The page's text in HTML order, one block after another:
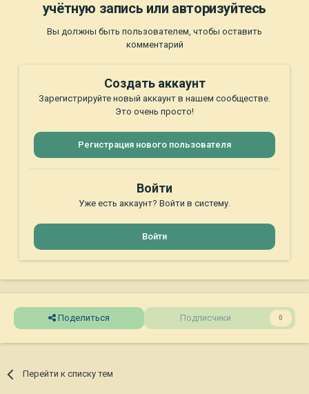
учётную запись или авторизуйтесь
Вы должны быть пользователем, чтобы оставить
комментарий
Создать аккаунт
Зарегистрируйте новый аккаунт в нашем сообществе.
Это очень просто!
Регистрация нового пользователя
Войти
Уже есть аккаунт? Войти в систему.
Войти
Поделиться Подписчики 0
Перейти к списку тем